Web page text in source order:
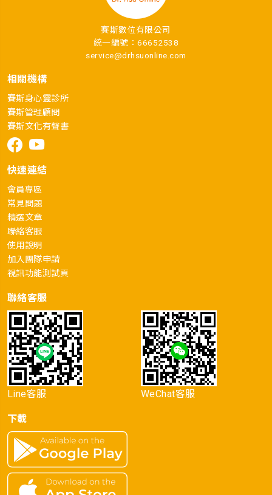
賽斯數位有限公司
統一編號：66652538
service@drhsuonline.com
相關機構
賽斯身心靈診所
賽斯管理顧問
賽斯文化有聲書
快速連結
會員專區
常見問題
精選文章
聯絡客服
使用說明
加入團隊申請
視訊功能測試頁
聯絡客服
Line客服 WeChat客服
下載